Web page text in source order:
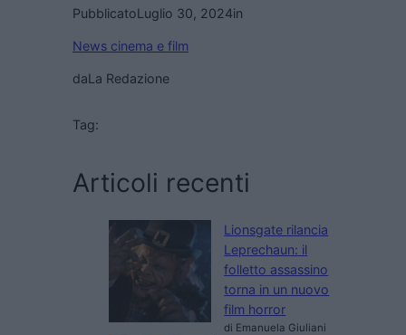
PubblicatoLuglio 30, 2024in
News cinema e film
daLa Redazione
Tag:
Articoli recenti
Lionsgate rilancia
Leprechaun: il
folletto assassino
torna in un nuovo
film horror
di Emanuela Giuliani